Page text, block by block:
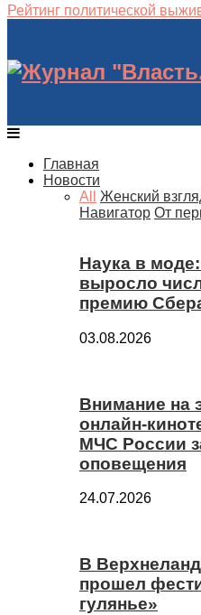
Рейтинг политической
Главная
Новости
All
Женский
Навигатор От
Наука в
выросло
премию
03.08.2026
Внимание на
онлайн-
МЧС России
оповещения
24.07.2026
В
прошел
гулянье»